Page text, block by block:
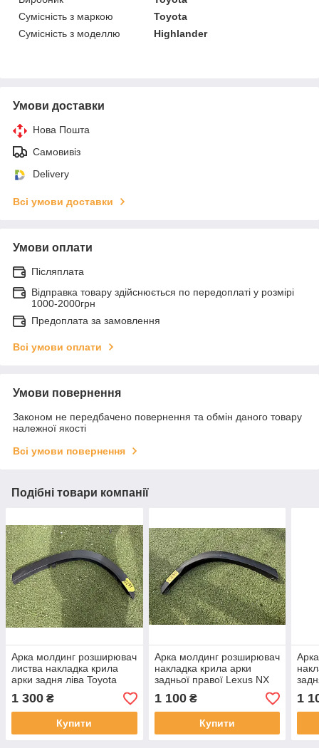
Сумісність з маркою
Toyota
Сумісність з моделлю
Highlander
Умови доставки
Нова Пошта
Самовивіз
Delivery
Всі умови доставки
Умови оплати
Післяплата
Відправка товару здійснюється по передоплаті у розмірі
1000-2000грн
Предоплата за замовлення
Всі умови оплати
Умови повернення
Законом не передбачено повернення та обмін даного товару
належної якості
Всі умови повернення
Подібні товари компанії
Арка молдинг розширювач
листва накладка крила
арки задня ліва Toyota
Highlander 2019-2023рр
750880E030 оригінал бв
1 300 ₴
Купити
Арка молдинг розширювач
накладка крила арки
задньої правої Lexus NX
з2021-нч 7560578040
оригінал бв = 25$
1 100₴
Купити
1